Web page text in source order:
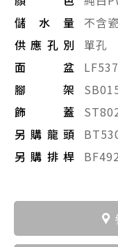
儲水量
不含
供應孔別
單孔
面盆
腳架
飾蓋
另購龍頭
另購排桿